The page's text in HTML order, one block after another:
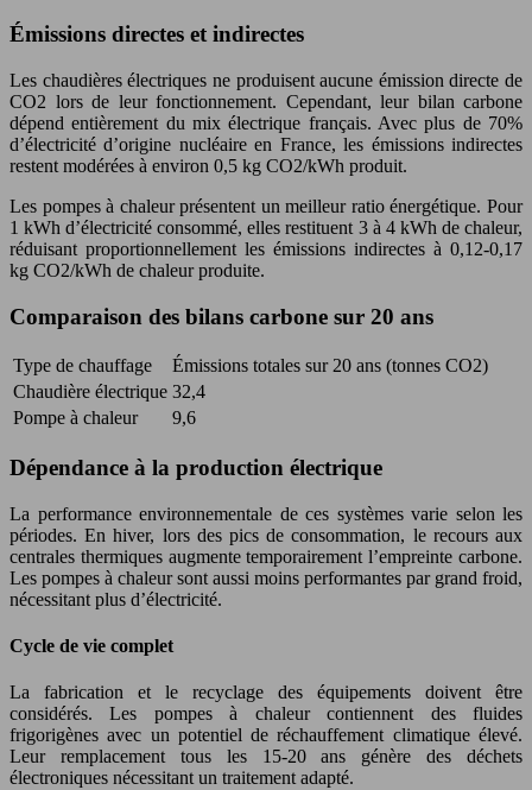
Émissions directes et indirectes
Les chaudières électriques ne produisent aucune émission directe de
CO2 lors de leur fonctionnement. Cependant, leur bilan carbone
dépend entièrement du mix électrique français. Avec plus de 70%
d’électricité d’origine nucléaire en France, les émissions indirectes
restent modérées à environ 0,5 kg CO2/kWh produit.
Les pompes à chaleur présentent un meilleur ratio énergétique. Pour
1 kWh d’électricité consommé, elles restituent 3 à 4 kWh de chaleur,
réduisant proportionnellement les émissions indirectes à 0,12-0,17
kg CO2/kWh de chaleur produite.
Comparaison des bilans carbone sur 20 ans
Type de chauffage
Émissions totales sur 20 ans (tonnes CO2)
Chaudière électrique 32,4
Pompe à chaleur
9,6
Dépendance à la production électrique
La performance environnementale de ces systèmes varie selon les
périodes. En hiver, lors des pics de consommation, le recours aux
centrales thermiques augmente temporairement l’empreinte carbone.
Les pompes à chaleur sont aussi moins performantes par grand froid,
nécessitant plus d’électricité.
Cycle de vie complet
La fabrication et le recyclage des équipements doivent être
considérés. Les pompes à chaleur contiennent des fluides
frigorigènes avec un potentiel de réchauffement climatique élevé.
Leur remplacement tous les 15-20 ans génère des déchets
électroniques nécessitant un traitement adapté.